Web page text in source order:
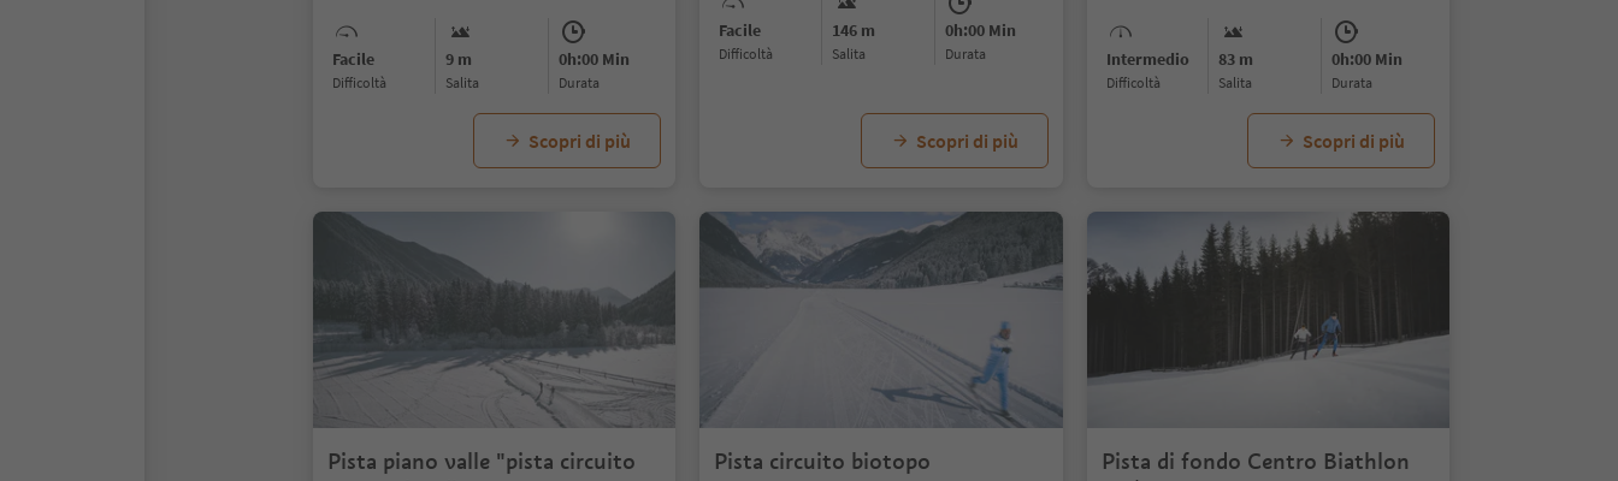
Facile
Difficoltà
9 m
Salita
0h:00 Min
durata
Scopri di più
Facile
Difficoltà
146 m
Salita
0h:00 Min
durata
Scopri di più
Intermedio
Difficoltà
83 m
Salita
0h:00 Min
durata
Scopri di più
Pista piano valle "pista circuito
Pista circuito biotopo
Pista di fondo Centro Biathlon